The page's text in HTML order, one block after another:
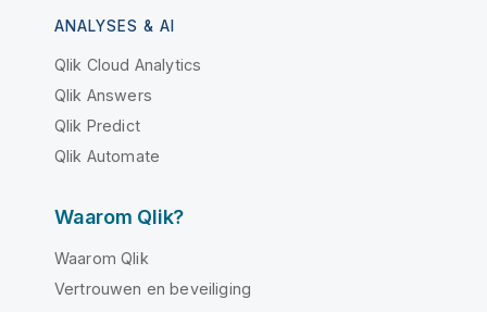
ANALYSES & AI
Qlik Cloud Analytics
Qlik Answers
Qlik Predict
Qlik Automate
Waarom Qlik?
Waarom Qlik
Vertrouwen en beveiliging